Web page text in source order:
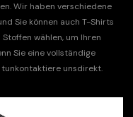
Wir haben verschiedene
Sie können auch T-Shirts
wählen, um Ihren
Sie eine vollständige
tunkontaktiere unsdirekt.